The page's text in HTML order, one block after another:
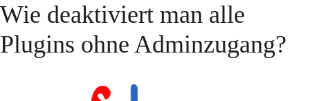
Wie deaktiviert man alle
Plugins ohne Adminzugang?